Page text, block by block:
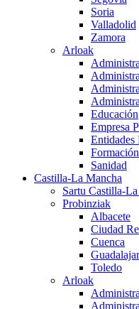
Soria
Valladolid
Zamora
Arloak
Educación
Empresa
Entidades
Formación
Sanidad
Castilla-La Mancha
Sartu Castilla-
Probinziak
Albacete
Ciudad
Cuenca
Toledo
Arloak